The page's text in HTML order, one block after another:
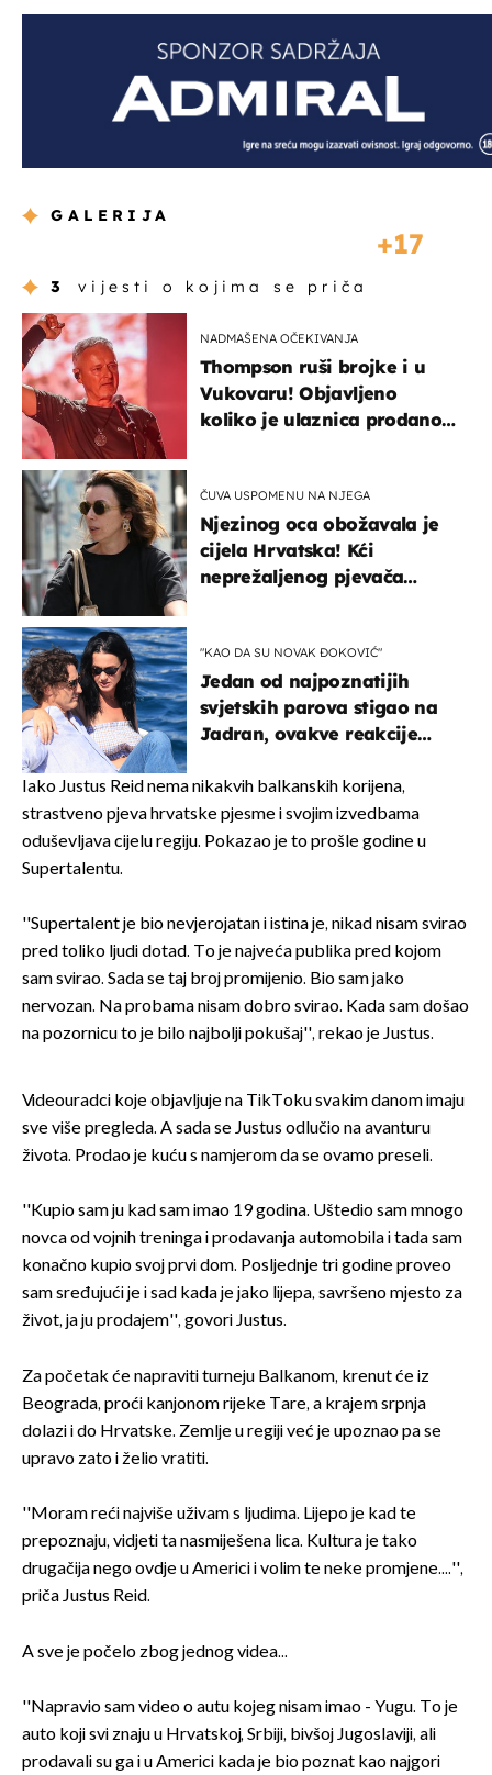
GALERIJA
17
3 vijesti o kojima se priča
NADMAŠENA OČEKIVANJA
Thompson ruši brojke i u
Vukovaru! Objavljeno
koliko je ulaznica prodano
ČUVA USPOMENU NA NJEGA
Njezinog oca obožavala je
cijela Hrvatska! Kći
neprežaljenog pjevača
"KAO DA SU NOVAK ĐOKOVIĆ"
Jedan od najpoznatijih
svjetskih parova stigao na
Jadran, ovakve reakcije
Iako Justus Reid nema nikakvih balkanskih korijena,
strastveno pjeva hrvatske pjesme i svojim izvedbama
oduševljava cijelu regiju. Pokazao je to prošle godine u
Supertalentu.
''Supertalent je bio nevjerojatan i istina je, nikad nisam svirao
pred toliko ljudi dotad. To je najveća publika pred kojom
sam svirao. Sada se taj broj promijenio. Bio sam jako
nervozan. Na probama nisam dobro svirao. Kada sam došao
na pozornicu to je bilo najbolji pokušaj'', rekao je Justus.
Videouradci koje objavljuje na TikToku svakim danom imaju
sve više pregleda. A sada se Justus odlučio na avanturu
života. Prodao je kuću s namjerom da se ovamo preseli.
''Kupio sam ju kad sam imao 19 godina. Uštedio sam mnogo
novca od vojnih treninga i prodavanja automobila i tada sam
konačno kupio svoj prvi dom. Posljednje tri godine proveo
sam sređujući je i sad kada je jako lijepa, savršeno mjesto za
život, ja ju prodajem'', govori Justus.
Za početak će napraviti turneju Balkanom, krenut će iz
Beograda, proći kanjonom rijeke Tare, a krajem srpnja
dolazi i do Hrvatske. Zemlje u regiji već je upoznao pa se
upravo zato i želio vratiti.
''Moram reći najviše uživam s ljudima. Lijepo je kad te
prepoznaju, vidjeti ta nasmiješena lica. Kultura je tako
drugačija nego ovdje u Americi i volim te neke promjene....'',
priča Justus Reid.
A sve je počelo zbog jednog videa...
''Napravio sam video o autu kojeg nisam imao - Yugu. To je
auto koji svi znaju u Hrvatskoj, Srbiji, bivšoj Jugoslaviji, ali
prodavali su ga i u Americi kada je bio poznat kao najgori